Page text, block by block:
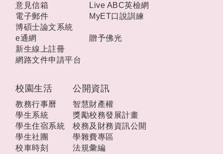
校園生活
教務行事曆
學生系統
學生住宿系統
學生社團
校車時刻
公開資訊
智慧財產權
獎勵校務發展計畫
校務及財務資訊公開
學雜費專區
法規彙編
意見信箱
電子郵件
博碩士論文系統
e通網
新生線上註冊
網路文件申請平台
Live ABC英檢網
MyET口說訓練
贈予佛光